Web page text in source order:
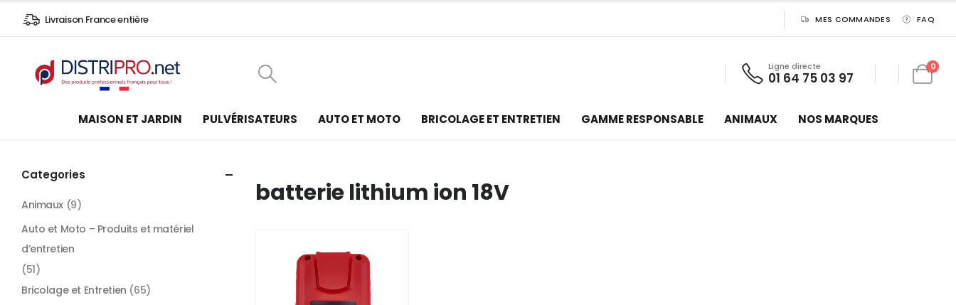
Livraison France entière MES COMMANDES FAQ
Ligne directe
01 64 75 03 97
0
MAISON ET JARDIN PULVÉRISATEURS AUTO ET MOTO BRICOLAGE ET ENTRETIEN GAMME RESPONSABLE ANIMAUX NOS MARQUES
batterie lithium ion 18V
Categories
Animaux (9)
Auto et Moto – Produits et matériel
d’entretien
(51)
Bricolage et Entretien (65)